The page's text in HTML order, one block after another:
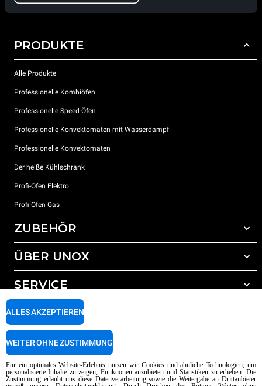
PRODUKTE
Alle Produkte
Professionelle Kombiöfen
Professionelle Speed-Öfen
Professionelle Konvektomaten mit Wasserdampf
Professionelle Konvektomaten
Der heiße Kühlschrank
Profi-Ofen Elektro
Profi-Ofen Gas
ZUBEHÖR
Gesamtes Zubehör
Wasseraufbereitung mit Kunstharzfiltern
Wasseraufbereitung durch Umkehrosmose
ÜBER UNOX
Unsere Standorte weltweit
SERVICE
Unox garantie
Händler Suche
Copyright 2026 UNOX SpA Alle Rechte vorbehalten. Reg. Imp. Padova n °
Für ein optimales Website-Erlebnis nutzen wir Cookies und ähnliche Technologien, um
personalisierte Inhalte zu zeigen, Funktionen anzubieten und Statistiken zu erheben. Die
Zustimmung erlaubt uns diese Datenverarbeitung sowie die Weitergabe an Drittanbieter
ALLES AKZEPTIEREN
WEITER OHNE ZUSTIMMUNG